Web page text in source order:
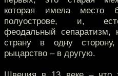
которая имела место
полуострове, и,
феодальный сепаратизм,
страну в одну
рыцарство – в другую.